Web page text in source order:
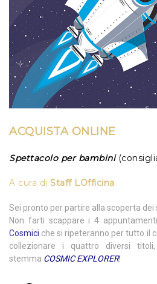
ACQUISTA ONLINE
Spettacolo per bambini
A cura di Staff LOfficina
Sei pronto per partire alla scoperta dei
Non farti scappare i 4
Cosmici che si ripeteranno per tutto il
collezionare i quattro diversi
stemma COSMIC EXPLORER!